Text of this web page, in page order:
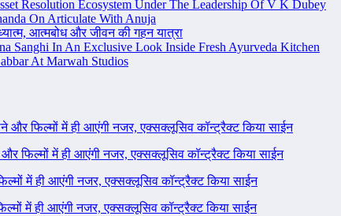
Resolution Ecosystem Under The Leadership Of V K Dubey
On Articulate With Anuja
आत्मबोध और जीवन की गहन यात्रा
Sanghi In An Exclusive Look Inside Fresh Ayurveda Kitchen
At Marwah Studios
और फिल्मों में ही आएंगी नजर, एक्सक्लूसिव कॉन्ट्रैक्ट किया साईन
और फिल्मों में ही आएंगी नजर, एक्सक्लूसिव कॉन्ट्रैक्ट किया साईन
में ही आएंगी नजर, एक्सक्लूसिव कॉन्ट्रैक्ट किया साईन
में ही आएंगी नजर, एक्सक्लूसिव कॉन्ट्रैक्ट किया साईन